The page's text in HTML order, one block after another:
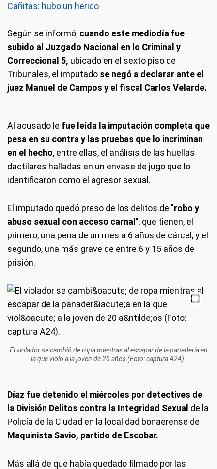
Cañitas: hubo un herido
Según se informó, cuando este mediodía fue
subido al Juzgado Nacional en lo Criminal y
Correccional 5, ubicado en el sexto piso de
Tribunales, el imputado se negó a declarar ante el
juez Manuel de Campos y el fiscal Carlos Velarde.
Al acusado le fue leída la imputación completa que
pesa en su contra y las pruebas que lo incriminan
en el hecho, entre ellas, el análisis de las huellas
dactilares halladas en un envase de jugo que lo
identificaron como el agresor sexual.
El imputado quedó preso de los delitos de "robo y
abuso sexual con acceso carnal", que tienen, el
primero, una pena de un mes a 6 años de cárcel, y el
segundo, una más grave de entre 6 y 15 años de
prisión.
El violador se cambió de ropa mientras al escapar de la panadería en
la que violó a la joven de 20 años (Foto: captura A24).
Díaz fue detenido el miércoles por detectives de
la División Delitos contra la Integridad Sexual de la
Policía de la Ciudad en la localidad bonaerense de
Maquinista Savio, partido de Escobar.
Más allá de que había quedado filmado por las